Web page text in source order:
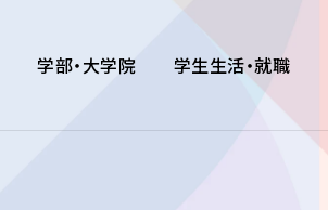
学部・大学院 学生生活・就職